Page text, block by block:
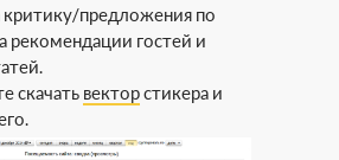
критику/предложения по
рекомендации гостей и
скачать векторстикера и